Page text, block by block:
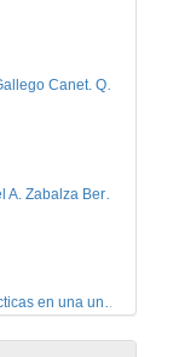
Intervención de Anna Gallego Canet. Quenda de cuestións
"El Prácticum y las prácticas en una universidad que se compromete con la Agenda 2030"